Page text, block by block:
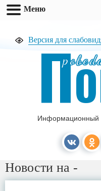
Версия для
П
Информационный
Новости на -
Меню